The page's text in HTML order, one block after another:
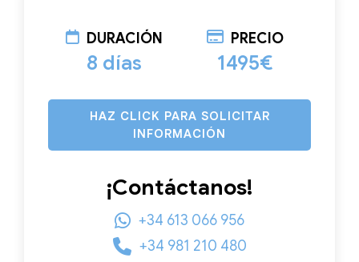
DURACIÓN
8 días
PRECIO
1495€
HAZ CLICK PARA SOLICITAR
INFORMACIÓN
¡Contáctanos!
+34 613 066 956
+34 981 210 480